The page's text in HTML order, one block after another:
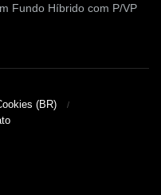
Fundo Híbrido com P/VP
(BR)